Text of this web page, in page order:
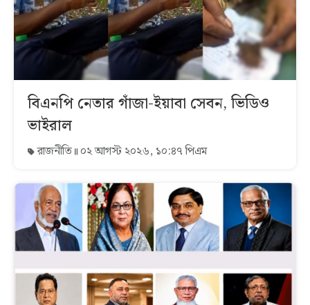
বিএনপি নেতার গাঁজা-ইয়াবা সেবন, ভিডিও
ভাইরাল
রাজনীতি ০২ আগস্ট ২০২৬, ১০:৪৭ পিএম